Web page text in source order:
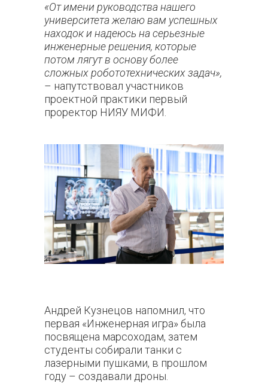
«От имени руководства нашего
университета желаю вам успешных
находок и надеюсь на серьезные
инженерные решения, которые
потом лягут в основу более
сложных робототехнических задач»,
– напутствовал участников
проектной практики первый
проректор НИЯУ МИФИ.
Андрей Кузнецов напомнил, что
первая «Инженерная игра» была
посвящена марсоходам, затем
студенты собирали танки с
лазерными пушками, в прошлом
году – создавали дроны.